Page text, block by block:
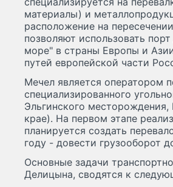
материалы) и
расположение на
позволяют использовать
море" в страны Европы и
путей европейской части
Мечел является оператором
специализированного
Эльгинского
крае). На первом этапе
планируется создать
году - довести грузооборот
Основные задачи
Делицына, сводятся к